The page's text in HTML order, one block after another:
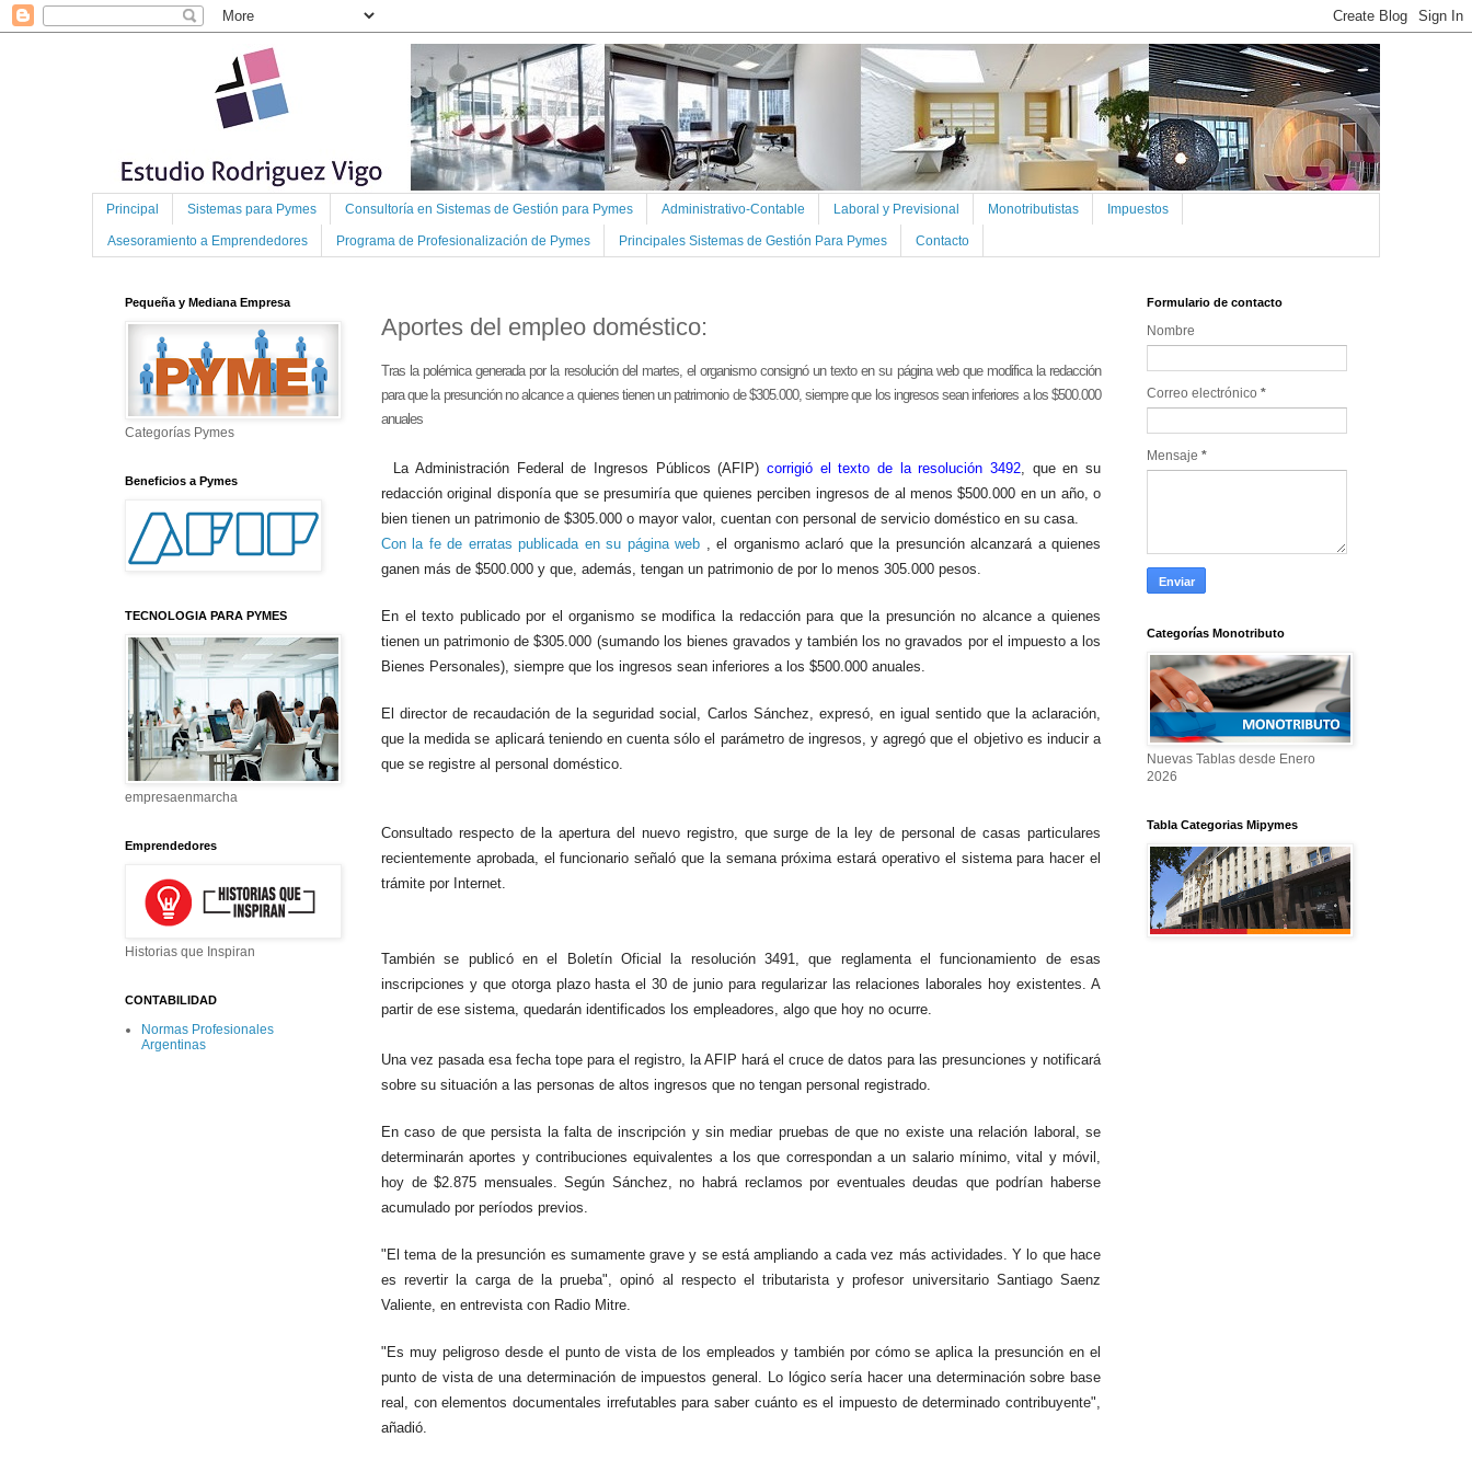
Principal Sistemas para Pymes Consultoría en Sistemas de Gestión para Pymes Administrativo-Contable Laboral y Previsional Monotributistas Impuestos
Asesoramiento a Emprendedores Programa de Profesionalización de Pymes Principales Sistemas de Gestión Para Pymes Contacto
Aportes del empleo doméstico:
Tras la polémica generada por la resolución del martes, el organismo consignó un texto en su página web que modifica la redacción
para que la presunción no alcance a quienes tienen un patrimonio de $305.000, siempre que los ingresos sean inferiores a los $500.000
anuales
La Administración Federal de Ingresos Públicos (AFIP) corrigió el texto de la resolución3492, que en su
redacción original disponía que se presumiría que quienes perciben ingresos de al menos $500.000 en un año, o
bien tienen un patrimonio de $305.000 o mayor valor, cuentan con personal de servicio doméstico en su casa.
Con la fe de erratas publicada en su página web , el organismo aclaró que la presunción alcanzará a quienes
ganen más de $500.000 y que, además, tengan un patrimonio de por lo menos 305.000 pesos.
En el texto publicado por el organismo se modifica la redacción para que la presunción no alcance a quienes
tienen un patrimonio de $305.000 (sumando los bienes gravados y también los no gravados por el impuesto a los
Bienes Personales), siempre que los ingresos sean inferiores a los $500.000 anuales.
El director de recaudación de la seguridad social, Carlos Sánchez, expresó, en igual sentido que la aclaración,
que la medidase aplicará teniendo en cuenta sólo el parámetro de ingresos, y agregó que el objetivo es inducir a
que se registre al personal doméstico.
Consultado respecto de la apertura del nuevo registro, que surge de la ley de personal de casas particulares
recientemente aprobada, el funcionario señaló que la semana próxima estará operativo el sistema para hacer el
trámite por Internet.
También se publicó en el Boletín Oficial la resolución 3491, que reglamenta el funcionamiento de esas
inscripciones yque otorga plazo hasta el 30 de junio para regularizar las relaciones laborales hoy existentes. A
partir de ese sistema, quedarán identificados los empleadores, algo que hoy no ocurre.
Una vez pasada esa fecha tope para el registro, la AFIP hará el cruce de datos para las presunciones y notificará
sobre su situación a las personas de altos ingresos que no tengan personal registrado.
En caso de que persista la falta de inscripción y sin mediar pruebas de que no existe una relación laboral, se
determinarán aportes y contribuciones equivalentes a los que correspondan a un salario mínimo, vital y móvil,
hoy de $2.875 mensuales. Según Sánchez, no habrá reclamos por eventuales deudas que podrían haberse
acumulado por períodos previos.
"El tema de lapresunción es sumamente grave y se está ampliando a cada vez más actividades. Y lo que hace
esrevertir la carga de la prueba", opinó al respecto el tributarista y profesor universitario Santiago Saenz
Valiente, en entrevista con Radio Mitre.
"Es muy peligroso desde el punto de vista de los empleados y también por cómo se aplica la presunción en el
punto de vista de una determinación de impuestos general. Lo lógico sería hacer una determinación sobre base
real, con elementos documentales irrefutables para saber cuánto es el impuesto de determinado contribuyente",
añadió.
Pequeña y Mediana Empresa
Categorías Pymes
Beneficios a Pymes
TECNOLOGIA PARA PYMES
empresaenmarcha
Emprendedores
Historias que Inspiran
CONTABILIDAD
Normas Profesionales
Argentinas
Formulario de contacto
Nombre
Correo electrónico *
Mensaje *
Categorías Monotributo
Nuevas Tablas desde Enero
2026
Tabla Categorias Mipymes